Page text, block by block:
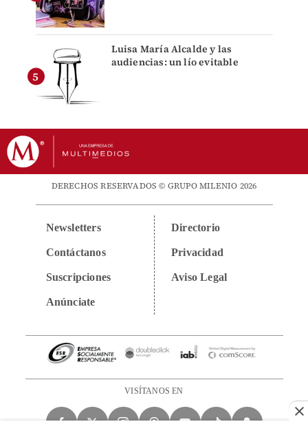
Luisa María Alcalde y las
audiencias: un lío evitable
DERECHOS RESERVADOS © GRUPO MILENIO 2026
Newsletters
Contáctanos
Suscripciones
Anúnciate
Directorio
Privacidad
Aviso Legal
VISÍTANOS EN